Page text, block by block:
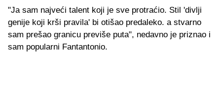
"Ja sam najveći talent koji je sve protraćio. Stil 'divlji
genije koji krši pravila' bi otišao predaleko. a stvarno
sam prešao granicu previše puta", nedavno je priznao i
sam popularni Fantantonio.